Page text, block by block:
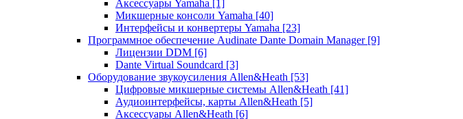
Аксессуары Yamaha [1]
Микшерные консоли Yamaha [40]
Интерфейсы и конвертеры Yamaha [23]
Программное обеспечение Audinate Dante Domain Manager [9]
Лицензии DDM [6]
Dante Virtual Soundcard [3]
Оборудование звукоусиления Allen&Heath [53]
Цифровые микшерные системы Allen&Heath [41]
Аудиоинтерфейсы, карты Allen&Heath [5]
Аксессуары Allen&Heath [6]